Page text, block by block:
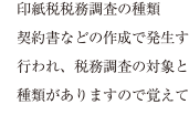
印紙税税務調査の種類
契約書などの作成で発生
行われ、税務調査の対象
種類がありますので覚えて